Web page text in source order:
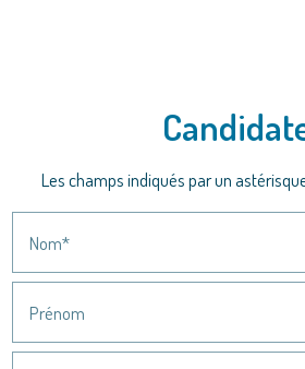
Les champs indiqués par un
Nom*
Prénom